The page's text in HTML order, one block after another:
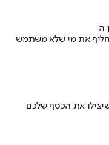
את מי שלא משתמש
את הכסף שלכם